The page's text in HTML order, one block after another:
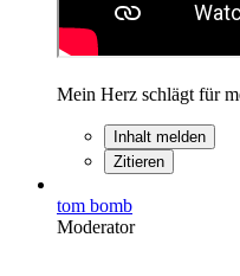
Mein Herz schlägt für
Inhalt melden
Zitieren
tom bomb
Moderator